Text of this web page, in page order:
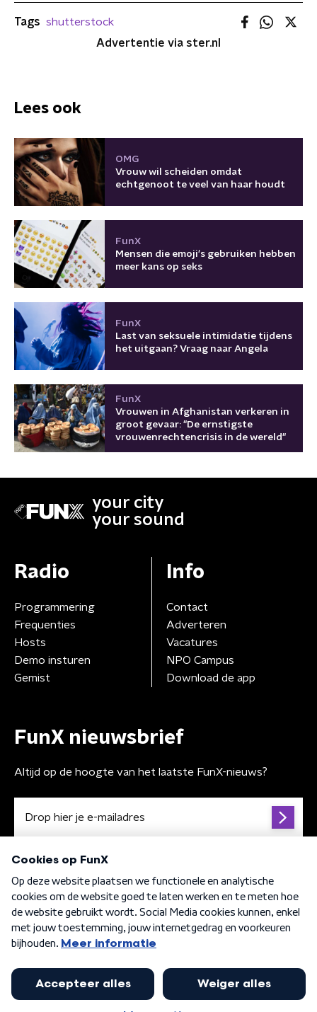
Tags shutterstock
Advertentie via ster.nl
Lees ook
OMG
Vrouw wil scheiden omdat
echtgenoot te veel van haar houdt
FunX
Mensen die emoji's gebruiken hebben
meer kans op seks
FunX
Last van seksuele intimidatie tijdens
het uitgaan? Vraag naar Angela
FunX
Vrouwen in Afghanistan verkeren in
groot gevaar: "De ernstigste
vrouwenrechtencrisis in de wereld"
your city
your sound
Radio
Programmering
Frequenties
Hosts
Demo insturen
Gemist
Info
Contact
Adverteren
Vacatures
NPO Campus
Download de app
FunX nieuwsbrief
Altijd op de hoogte van het laatste FunX-nieuws?
Algemene voorwaarden Privacybeleid